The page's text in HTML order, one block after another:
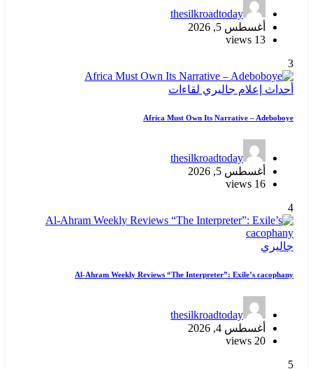
thesilkroadtoday
أغسطس 5, 2026
13 views
3
أحداث إعلام جاليري لقاءات
Africa Must Own Its Narrative – Adeboboye
thesilkroadtoday
أغسطس 5, 2026
16 views
4
جاليري
Al-Ahram Weekly Reviews “The Interpreter”: Exile’s cacophany
thesilkroadtoday
أغسطس 4, 2026
20 views
5